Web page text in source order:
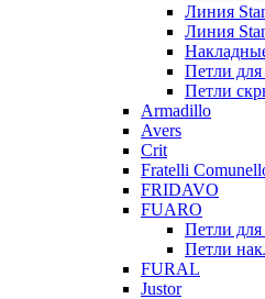
Линия
Линия
Петли для
Петли
Armadillo
Avers
Crit
Fratelli
FRIDAVO
FUARO
Петли для
Петли
FURAL
Justor